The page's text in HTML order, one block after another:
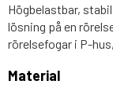
Högbelastbar,
lösning på en
rörelsefogar i P-
Material